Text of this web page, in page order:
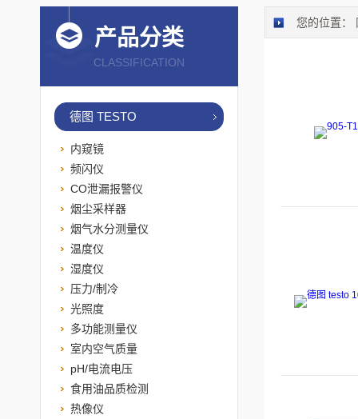
产品分类
CLASSIFICATION
德图 TESTO
内窥镜
频闪仪
CO泄漏报警仪
烟尘采样器
烟气水分测量仪
温度仪
湿度仪
压力/制冷
光照度
多功能测量仪
室内空气质量
pH/电流电压
食用油品质检测
热像仪
您的位置：